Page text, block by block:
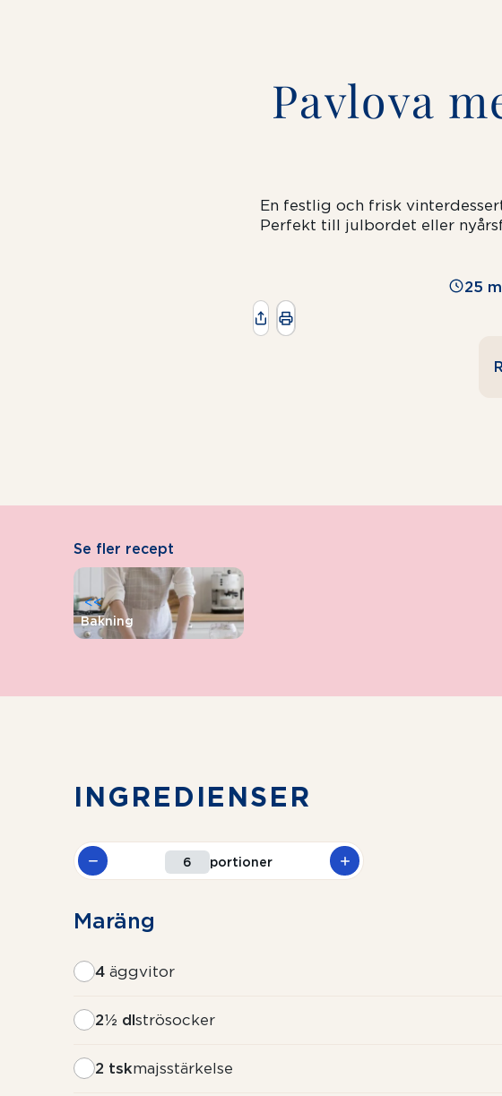
Pavlova
En festlig och frisk
Perfekt till julbordet eller
25
Se fler recept
Bakning
<<
INGREDIENSER
portioner
Maräng
4 äggvitor
2½ dlströsocker
2 tskmajsstärkelse